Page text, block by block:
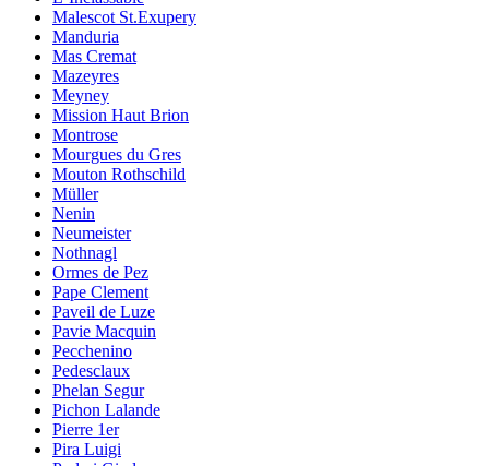
Malescot St.Exupery
Manduria
Mas Cremat
Mazeyres
Meyney
Mission Haut Brion
Montrose
Mourgues du Gres
Mouton Rothschild
Müller
Nenin
Neumeister
Nothnagl
Ormes de Pez
Pape Clement
Paveil de Luze
Pavie Macquin
Pecchenino
Pedesclaux
Phelan Segur
Pichon Lalande
Pierre 1er
Pira Luigi